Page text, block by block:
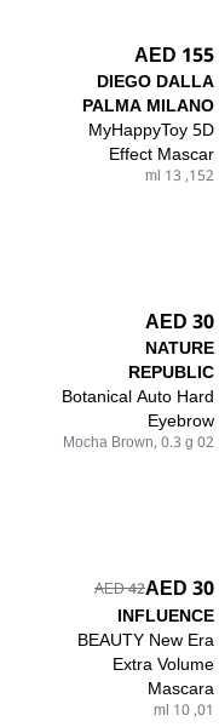
155 AED
DIEGO DALLA
PALMA MILANO
MyHappyToy 5D
Effect Mascar
152, 13 ml
30 AED
NATURE
REPUBLIC
Botanical Auto Hard
Eyebrow
02 Mocha Brown, 0.3 g
30 AED
42 AED
INFLUENCE
BEAUTY New Era
Extra Volume
Mascara
01, 10 ml